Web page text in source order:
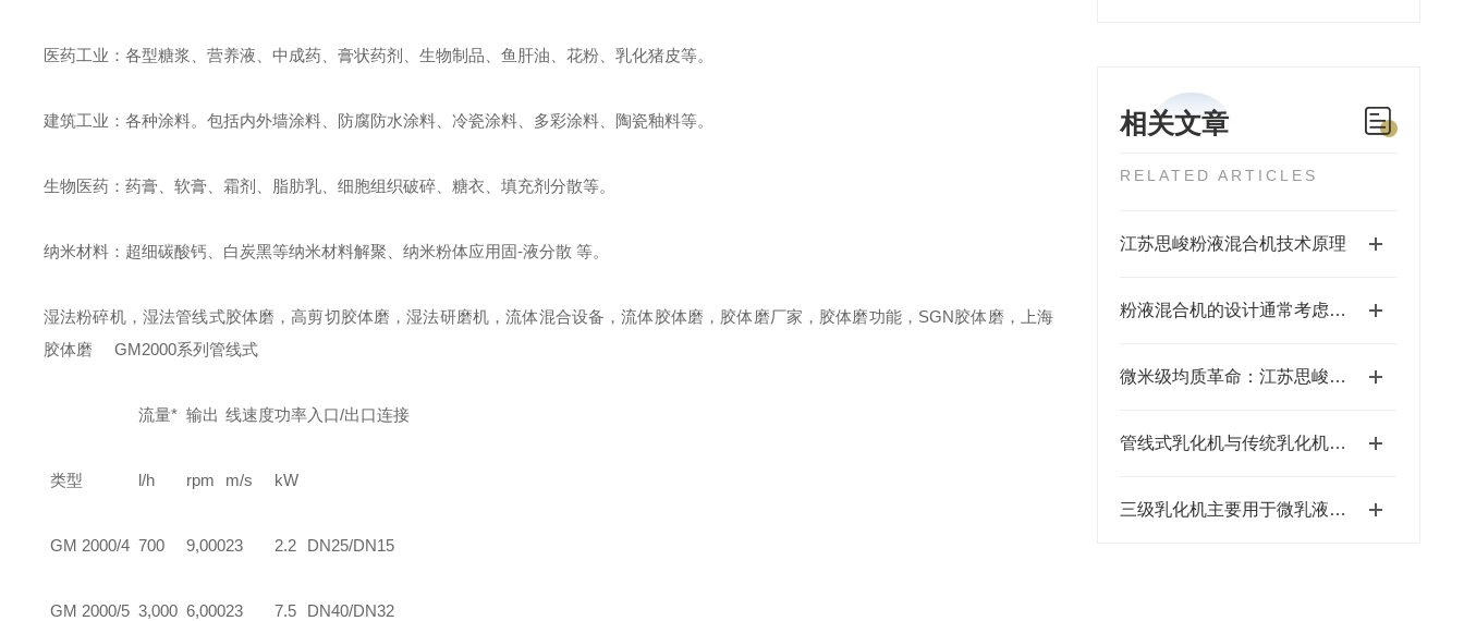
相关文章
RELATED ARTICLES
江苏思峻粉液混合机技术原理
粉液混合机的设计通常考虑到以下几个方面
微米级均质革命：江苏思峻食品级/医药级乳化机的技术突破（附FAQ常见问题解答）
管线式乳化机与传统乳化机的比较
三级乳化机主要用于微乳液及超细悬乳液的生产
医药工业：各型糖浆、营养液、中成药、膏状药剂、生物制品、鱼肝油、花粉、乳化猪皮等。
建筑工业：各种涂料。包括内外墙涂料、防腐防水涂料、冷瓷涂料、多彩涂料、陶瓷釉料等。
生物医药：药膏、软膏、霜剂、脂肪乳、细胞组织破碎、糖衣、填充剂分散等。
纳米材料：超细碳酸钙、白炭黑等纳米材料解聚、纳米粉体应用固-液分散 等。
湿法粉碎机，湿法管线式胶体磨，高剪切胶体磨，湿法研磨机，流体混合设备，流体胶体磨，胶体磨厂家，胶体磨功能， SGN胶体磨，上海
胶体磨
GM2000系列管线式
流量* 输出 线速度功率入口/出口连接
类型 l/h rpm m/s kW
GM 2000/4 700 9,00023 2.2 DN25/DN15
GM 2000/5 3,000 6,00023 7.5 DN40/DN32